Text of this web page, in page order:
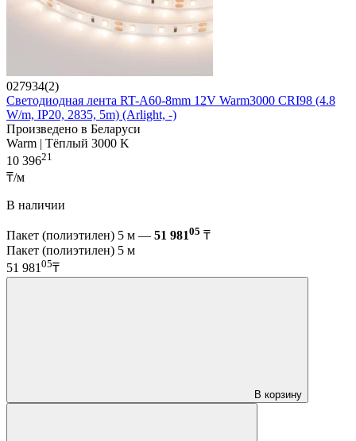
027934(2)
Светодиодная лента RT-A60-8mm 12V Warm3000 CRI98 (4.8
W/m, IP20, 2835, 5m) (Arlight, -)
Произведено в Беларуси
Warm | Тёплый 3000 K
10 39621
₸/м
В наличии
Пакет (полиэтилен) 5 м — 51 98105 ₸
Пакет (полиэтилен) 5 м
51 98105₸
В корзину